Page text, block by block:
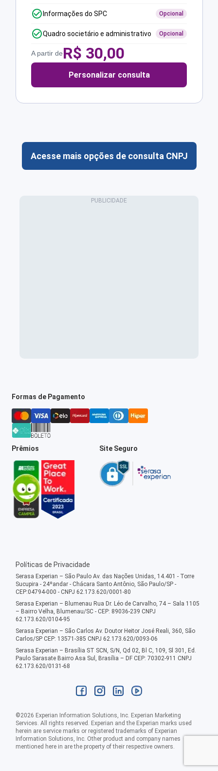
Informações do SPC Opcional
Quadro societário e administrativo Opcional
A partir deR$ 30,00
Personalizar consulta
Acesse mais opções de consulta CNPJ
Formas de Pagamento
Prêmios Site Seguro
Políticas de Privacidade
Serasa Experian – São Paulo Av. das Nações Unidas, 14.401 - Torre
Sucupira - 24ºandar - Chácara Santo Antônio, São Paulo/SP -
CEP:04794-000 - CNPJ 62.173.620/0001-80
Serasa Experian – Blumenau Rua Dr. Léo de Carvalho, 74 – Sala 1105
– Bairro Velha, Blumenau/SC - CEP: 89036-239 CNPJ
62.173.620/0104-95
Serasa Experian – São Carlos Av. Doutor Heitor José Reali, 360, São
Carlos/SP CEP: 13571-385 CNPJ 62.173.620/0093-06
Serasa Experian – Brasília ST SCN, S/N, Qd 02, Bl C, 109, Sl 301, Ed.
Paulo Sarasate Bairro Asa Sul, Brasília – DF CEP: 70302-911 CNPJ
62.173.620/0131-68
©2026 Experian Information Solutions, Inc. Experian Marketing
Services. All rights reserved. Experian and the Experian marks used
herein are service marks or registered trademarks of Experian
Information Solutions, Inc. Other product and company names
mentioned here in are the property of their respective owners.